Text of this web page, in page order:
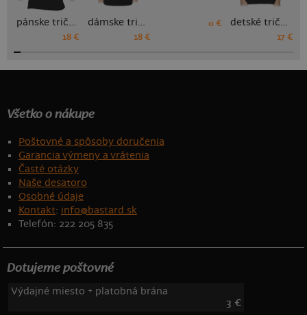
pánske tričko
18 €
dámske tričko
18 €
0 € detské tričko
17 €
Všetko o nákupe
Poštovné a spôsoby doručenia
Garancia výmeny a vrátenia
Časté otázky
Naše desatoro
Osobné údaje
Kontakt: info@bastard.sk
Telefón: 222 205 835
Dotujeme poštovné
Výdajné miesto + platobná brána
3 €